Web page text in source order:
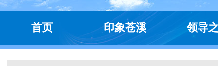
首页 印象苍溪 领导